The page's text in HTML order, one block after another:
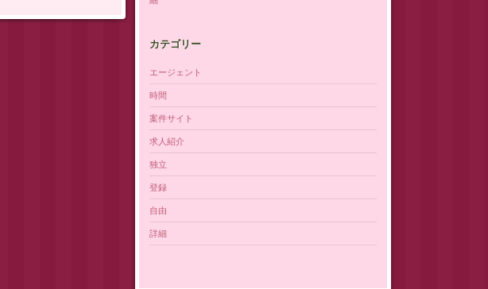
カテゴリー
エージェント
時間
案件サイト
求人紹介
独立
登録
自由
詳細